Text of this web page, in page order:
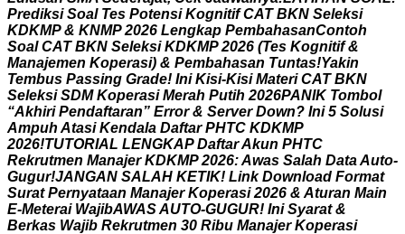
Prediksi Soal Tes Potensi Kognitif CAT BKN Seleksi
KDKMP & KNMP 2026 Lengkap PembahasanContoh
Soal CAT BKN Seleksi KDKMP 2026 (Tes Kognitif &
Manajemen Koperasi) & Pembahasan Tuntas!Yakin
Tembus Passing Grade! Ini Kisi-Kisi Materi CAT BKN
Seleksi SDM Koperasi Merah Putih 2026PANIK Tombol
“Akhiri Pendaftaran” Error & Server Down? Ini 5 Solusi
Ampuh Atasi Kendala Daftar PHTC KDKMP
2026!TUTORIAL LENGKAP DaftarAkun PHTC
Rekrutmen Manajer KDKMP 2026:Awas Salah DataAuto-
Gugur!JANGAN SALAH KETIK! Link Download Format
Surat Pernyataan Manajer Koperasi 2026 & Aturan Main
E-Meterai WajibAWASAUTO-GUGUR! Ini Syarat &
Berkas Wajib Rekrutmen 30 Ribu Manajer Koperasi